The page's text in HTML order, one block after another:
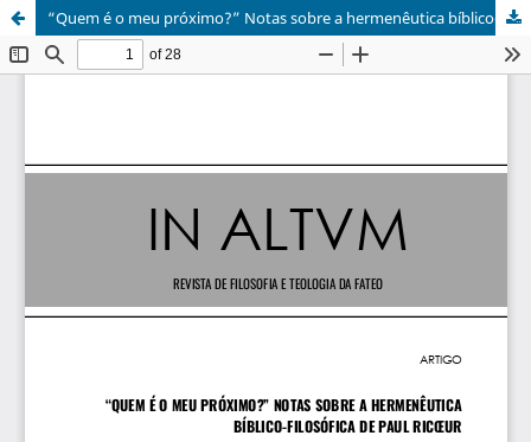
“Quem é o meu próximo?” Notas sobre a hermenêutica bíblico-filosófica de Paul Ricœur